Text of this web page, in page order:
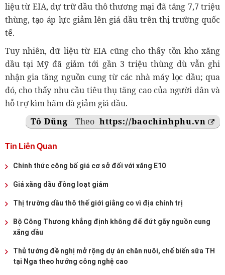
liệu từ EIA, dự trữ dầu thô thương mại đã tăng 7,7 triệu
thùng, tạo áp lực giảm lên giá dầu trên thị trường quốc
tế.
Tuy nhiên, dữ liệu từ EIA cũng cho thấy tồn kho xăng
dầu tại Mỹ đã giảm tới gần 3 triệu thùng dù vẫn ghi
nhận gia tăng nguồn cung từ các nhà máy lọc dầu; qua
đó, cho thấy nhu cầu tiêu thụ tăng cao của người dân và
hỗ trợ kìm hãm đà giảm giá dầu.
Tô Dũng
Theo https://baochinhphu.vn
Tin Liên Quan
Chính thức công bố giá cơ sở đối với xăng E10
Giá xăng dầu đồng loạt giảm
Thị trường dầu thô thế giới giằng co vì địa chính trị
Bộ Công Thương khẳng định không để đứt gãy nguồn cung
xăng dầu
Thủ tướng đề nghị mở rộng dự án chăn nuôi, chế biến sữa TH
tại Nga theo hướng công nghệ cao